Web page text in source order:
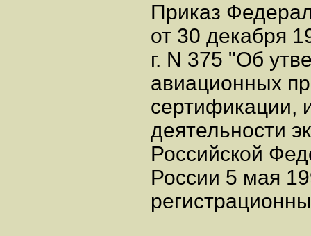
Приказ
от 30 декабря
г. N 375 "Об
авиационных
сертификации,
деятельности
Российской
России 5 мая